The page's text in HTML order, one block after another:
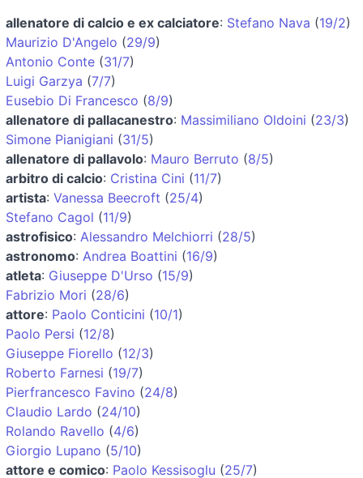
allenatore di calcio e ex calciatore: Stefano Nava (19/2)
Maurizio D'Angelo (29/9)
Antonio Conte (31/7)
Luigi Garzya (7/7)
Eusebio Di Francesco (8/9)
allenatore di pallacanestro: Massimiliano Oldoini (23/3)
Simone Pianigiani (31/5)
allenatore di pallavolo: Mauro Berruto (8/5)
arbitro di calcio: Cristina Cini (11/7)
artista: Vanessa Beecroft (25/4)
Stefano Cagol (11/9)
astrofisico: Alessandro Melchiorri (28/5)
astronomo: Andrea Boattini (16/9)
atleta: Giuseppe D'Urso (15/9)
Fabrizio Mori (28/6)
attore: Paolo Conticini (10/1)
Paolo Persi (12/8)
Giuseppe Fiorello (12/3)
Roberto Farnesi (19/7)
Pierfrancesco Favino (24/8)
Claudio Lardo (24/10)
Rolando Ravello (4/6)
Giorgio Lupano (5/10)
attore e comico: Paolo Kessisoglu (25/7)